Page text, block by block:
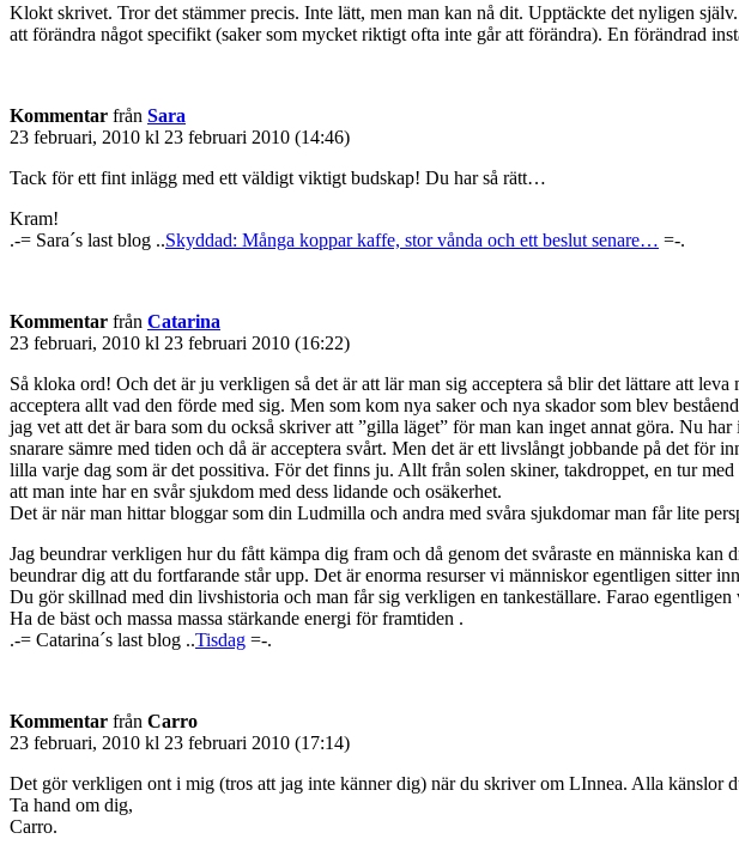
Klokt skrivet. Tror det stämmer precis. Inte lätt, men man kan nå dit. Upptäckte det nyligen
att förändra något specifikt (saker som mycket riktigt ofta inte går att förändra). En förändrad
Kommentar från Sara
23 februari, 2010 kl 23 februari 2010 (14:46)
Tack för ett fint inlägg med ett väldigt viktigt budskap! Du har så rätt…
Kram!
.-= Sara´s last blog ..Skyddad: Många koppar kaffe, stor vånda och ett beslut senare… =-.
Kommentar från Catarina
23 februari, 2010 kl 23 februari 2010 (16:22)
Så kloka ord! Och det är ju verkligen så det är att lär man sig acceptera så blir det lättare att
acceptera allt vad den förde med sig. Men som kom nya saker och nya skador som blev
jag vet att det är bara som du också skriver att ”gilla läget” för man kan inget annat göra. Nu
snarare sämre med tiden och då är acceptera svårt. Men det är ett livslångt jobbande på det
lilla varje dag som är det possitiva. För det finns ju. Allt från solen skiner, takdroppet, en tur
att man inte har en svår sjukdom med dess lidande och osäkerhet.
Det är när man hittar bloggar som din Ludmilla och andra med svåra sjukdomar man får lite
Jag beundrar verkligen hur du fått kämpa dig fram och då genom det svåraste en människa
beundrar dig att du fortfarande står upp. Det är enorma resurser vi människor egentligen sitter
Du gör skillnad med din livshistoria och man får sig verkligen en tankeställare. Farao
Ha de bäst och massa massa stärkande energi för framtiden .
.-= Catarina´s last blog ..Tisdag =-.
Kommentar från Carro
23 februari, 2010 kl 23 februari 2010 (17:14)
Det gör verkligen ont i mig (tros att jag inte känner dig) när du skriver om LInnea. Alla känslor
Ta hand om dig,
Carro.